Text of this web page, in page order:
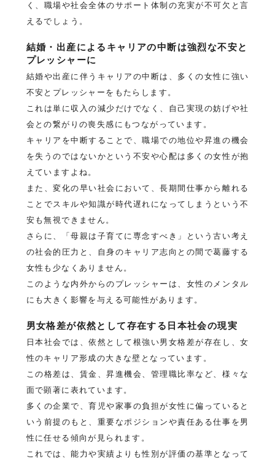
く、職場や社会全体のサポート体制の充実が不可欠と言
えるでしょう。
結婚・出産によるキャリアの中断は強烈な不安と
プレッシャーに
結婚や出産に伴うキャリアの中断は、多くの女性に強い
不安とプレッシャーをもたらします。
これは単に収入の減少だけでなく、自己実現の妨げや社
会との繋がりの喪失感にもつながっています。
キャリアを中断することで、職場での地位や昇進の機会
を失うのではないかという不安や心配は多くの女性が抱
えていますよね。
また、変化の早い社会において、長期間仕事から離れる
ことでスキルや知識が時代遅れになってしまうという不
安も無視できません。
さらに、「母親は子育てに専念すべき」という古い考え
の社会的圧力と、自身のキャリア志向との間で葛藤する
女性も少なくありません。
このような内外からのプレッシャーは、女性のメンタル
にも大きく影響を与える可能性があります。
男女格差が依然として存在する日本社会の現実
日本社会では、依然として根強い男女格差が存在し、女
性のキャリア形成の大きな壁となっています。
この格差は、賃金、昇進機会、管理職比率など、様々な
面で顕著に表れています。
多くの企業で、育児や家事の負担が女性に偏っていると
いう前提のもと、重要なポジションや責任ある仕事を男
性に任せる傾向が見られます。
これでは、能力や実績よりも性別が評価の基準となって